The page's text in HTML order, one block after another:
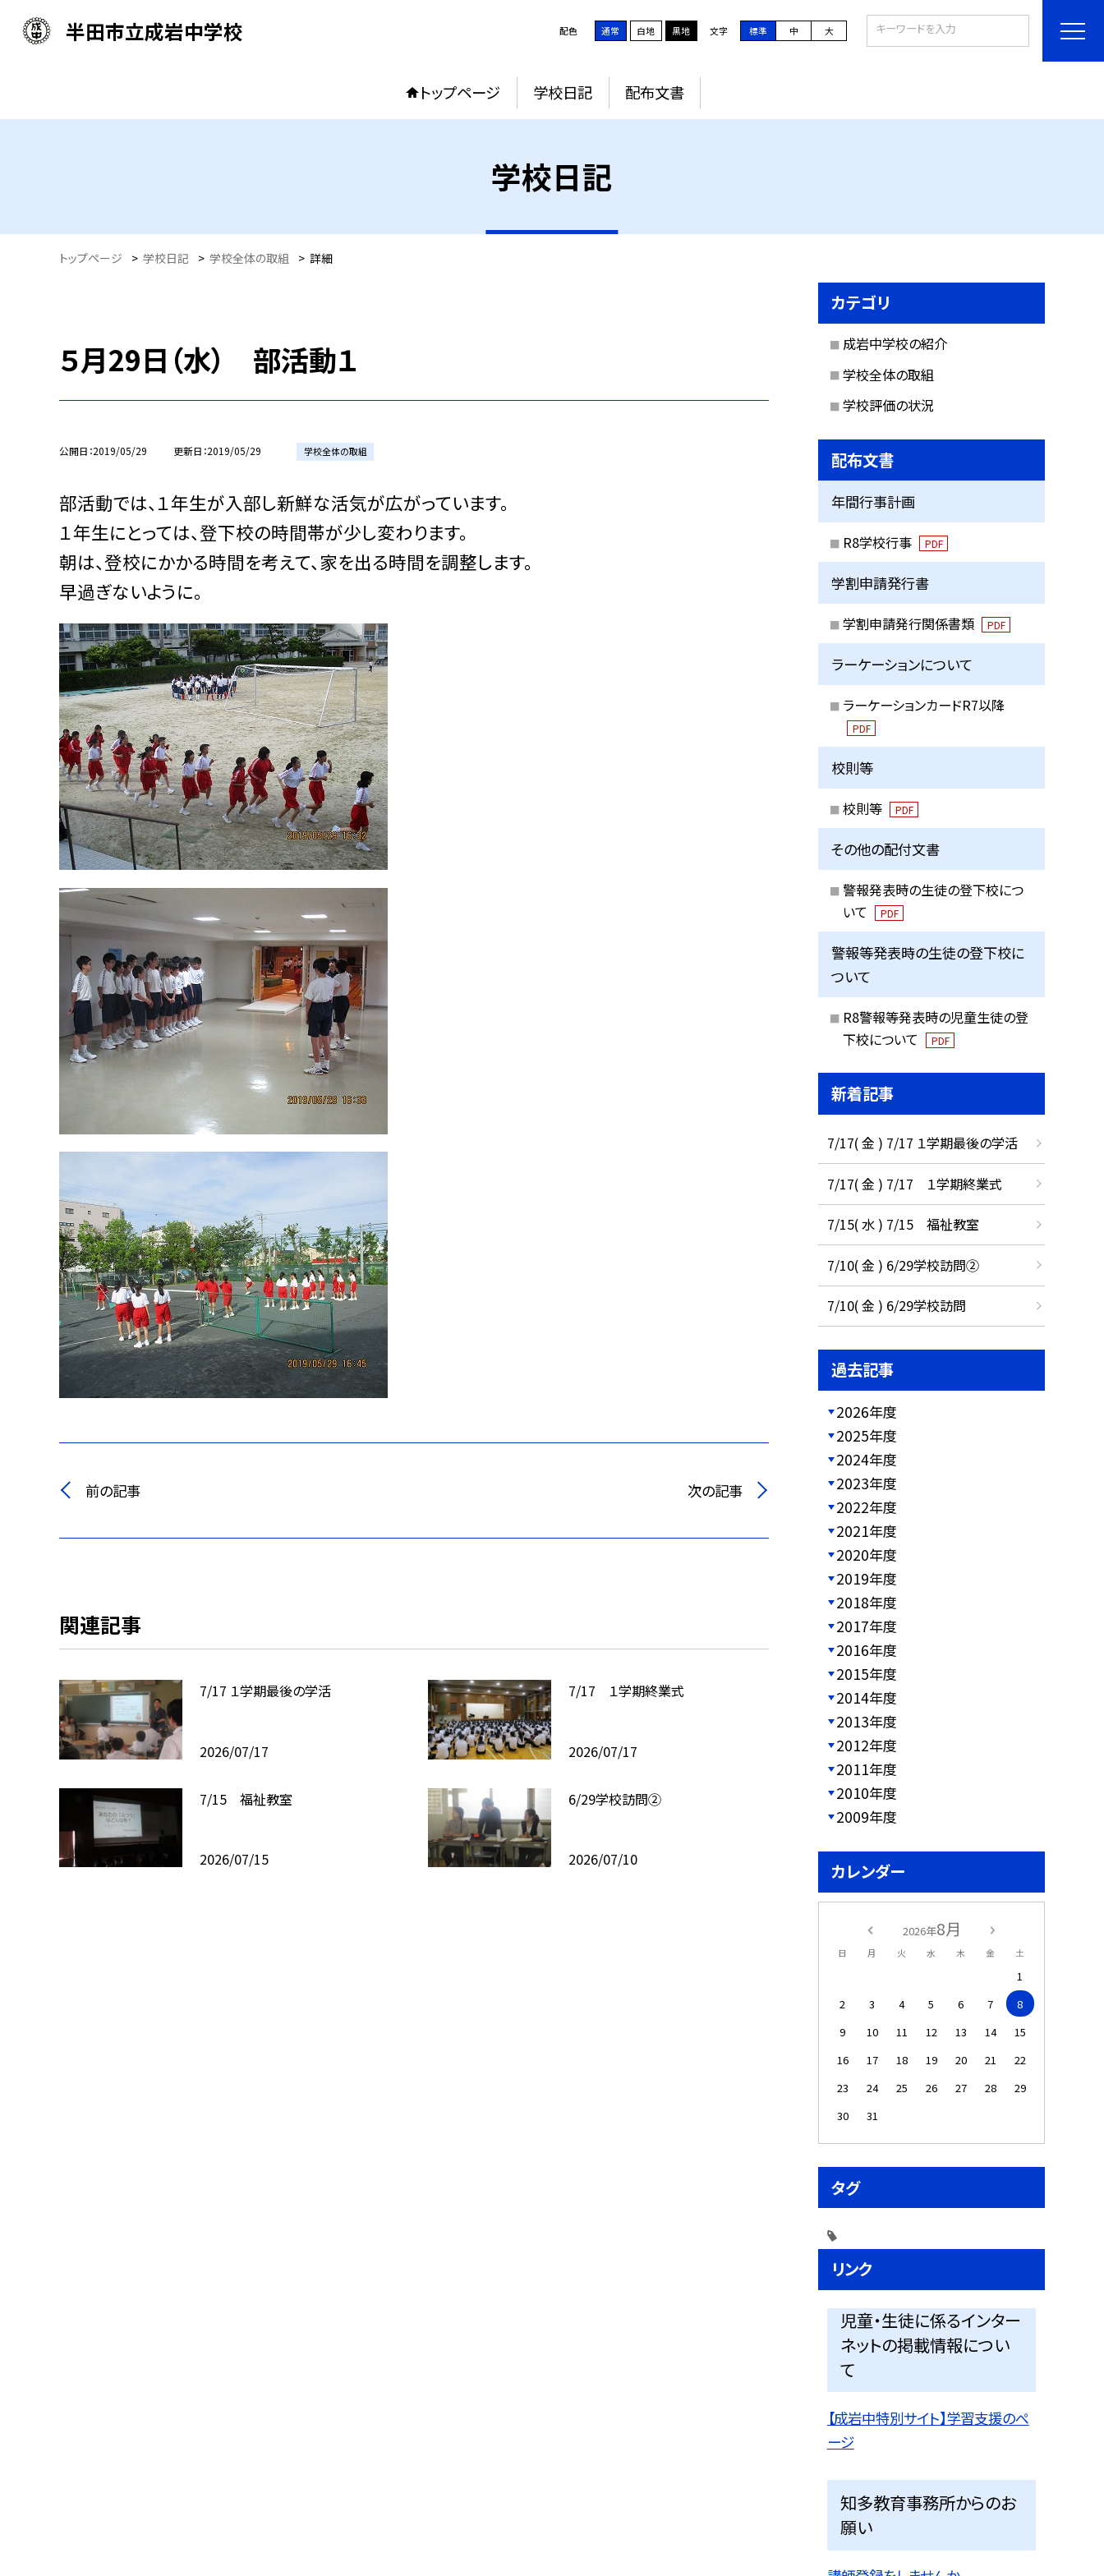
半田市立成岩中学校 配色 通常 白地 黒地 文字 標準 中 大
トップページ 学校日記 配布文書
学校日記
トップページ > 学校日記 > 学校全体の取組 > 詳細
５月29日（水） 部活動１
公開日 2019/05/29 更新日 2019/05/29 学校全体の取組
部活動では、１年生が入部し新鮮な活気が広がっています。
１年生にとっては、登下校の時間帯が少し変わります。
朝は、登校にかかる時間を考えて、家を出る時間を調整します。
早過ぎないように。
前の記事 次の記事
関連記事
7/17 １学期最後の学活
2026/07/17
7/17 １学期終業式
2026/07/17
7/15 福祉教室
2026/07/15
6/29学校訪問②
2026/07/10
カテゴリ
成岩中学校の紹介
学校全体の取組
学校評価の状況
配布文書
年間行事計画
R8学校行事 PDF
学割申請発行書
学割申請発行関係書類 PDF
ラーケーションについて
ラーケーションカードR7以降
PDF
校則等
校則等 PDF
その他の配付文書
警報発表時の生徒の登下校につ
いて
PDF
警報等発表時の生徒の登下校に
ついて
R8警報等発表時の児童生徒の登
下校について
PDF
新着記事
7/17( 金 ) 7/17 １学期最後の学活
7/17( 金 ) 7/17 １学期終業式
7/15( 水 ) 7/15 福祉教室
7/10( 金 ) 6/29学校訪問②
7/10( 金 ) 6/29学校訪問
過去記事
2026年度
2025年度
2024年度
2023年度
2022年度
2021年度
2020年度
2019年度
2018年度
2017年度
2016年度
2015年度
2014年度
2013年度
2012年度
2011年度
2010年度
2009年度
カレンダー
2026年8月
日 月 火 水 木 金 土
1
2
3 4 5 6 7
8
9
10 11 12 13 14
15
16
17 18 19 20 21
22
23
24 25 26 27 28
29
30
31
タグ
リンク
児童・生徒に係るインター
ネットの掲載情報につい
て
【成岩中特別サイト】学習支援のペ
ージ
知多教育事務所からのお
願い